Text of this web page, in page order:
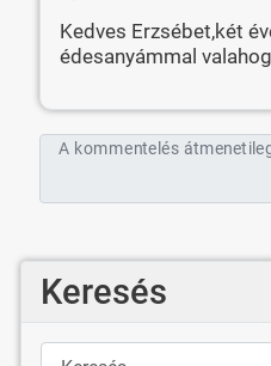
Kedves Erzsébet,két
édesanyámmal
A kommentelés
Keresés
Keresés